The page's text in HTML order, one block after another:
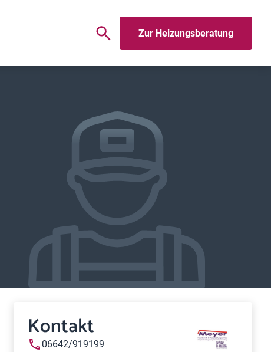
Zur Heizungsberatung
Kontakt
06642/919199